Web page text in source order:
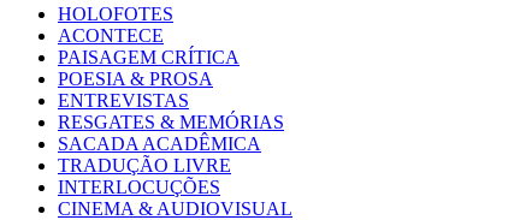
Primary
Menu
HOLOFOTES
ACONTECE
PAISAGEM CRÍTICA
POESIA & PROSA
ENTREVISTAS
RESGATES & MEMÓRIAS
SACADA ACADÊMICA
TRADUÇÃO LIVRE
INTERLOCUÇÕES
CINEMA & AUDIOVISUAL